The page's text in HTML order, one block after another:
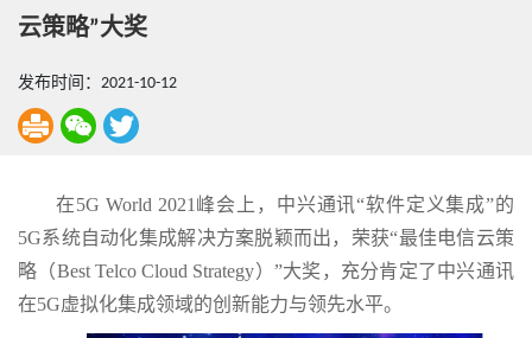
云策略”大奖
发布时间：2021-10-12
在5G World 2021峰会上，中兴通讯“软件定义集成”的
5G系统自动化集成解决方案脱颖而出，荣获“最佳电信云策
略（Best Telco Cloud Strategy）”大奖，充分肯定了中兴通讯
在5G虚拟化集成领域的创新能力与领先水平。